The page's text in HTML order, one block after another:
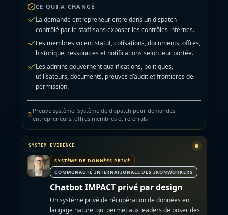
CE QUI A CHANGÉ
La demande entrepreneur entre dans un dispatch
contrôlé par le staff sans exposer les contrôles internes.
Les membres voient statut, cotisations, documents, offres,
historique, ressources et notifications selon leur portée.
Les admins gouvernent qualifications, politiques,
utilisateurs, documents, preuves d’audit et frontières de
permission.
Preuve système:Système de dispatch pour demandes
entrepreneurs, offres membres et referrals
SYSTÈME DE DONNÉES PRIVÉ
COMMUNAUTÉ INTERNATIONALE DES IRONWORKERS
Chatbot IMPACT privé par design
Un système privé de récupération de données en
langage naturel qui permet aux leaders de poser des